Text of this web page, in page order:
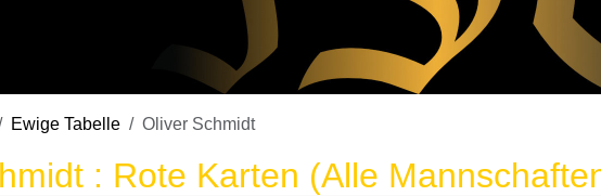
Ewige Tabelle Oliver Schmidt
: Rote Karten (Alle